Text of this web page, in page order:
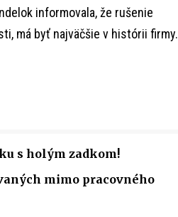
informovala, že rušenie
má byť najväčšie v histórii firmy.
s holým zadkom!
mimo pracovného